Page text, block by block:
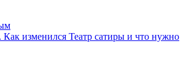
Как изменился Театр сатиры и что нужно